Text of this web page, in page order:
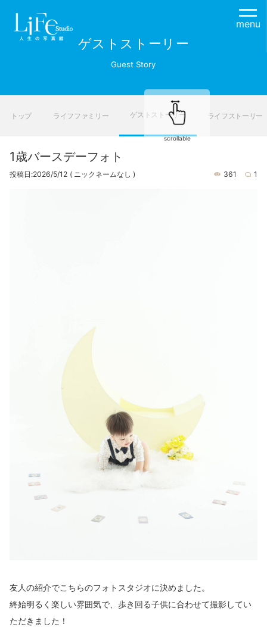
menu
ゲストストーリー
Guest Story
トップ ライフファミリー ゲストストーリー ライフストーリー
scrollable
1歳バースデーフォト
投稿日:2026/5/12 ( ニックネームなし ) 361 1
友人の紹介でこちらのフォトスタジオに決めました。
終始明るく楽しい雰囲気で、歩き回る子供に合わせて撮影してい
ただきました！